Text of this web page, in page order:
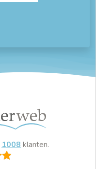
1008 klanten.